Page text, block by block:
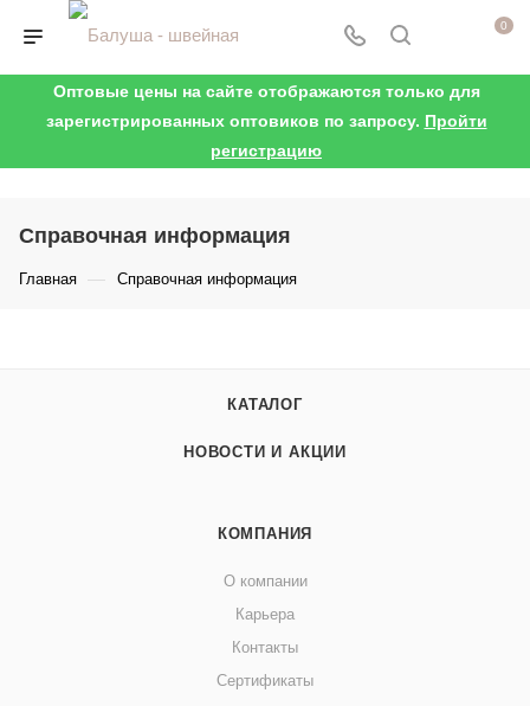
0
Оптовые цены на сайте отображаются только для
зарегистрированных оптовиков по запросу. Пройти
регистрацию
Справочная информация
Главная — Справочная информация
КАТАЛОГ
НОВОСТИ И АКЦИИ
КОМПАНИЯ
О компании
Карьера
Контакты
Сертификаты